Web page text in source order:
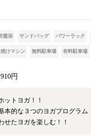
盤浴 サンドバッグ パワーラック
焼けマシン 無料駐車場 有料駐車場
円
ットヨガ！！
本的な３つのヨガプログラム
せたヨガを楽しむ！！